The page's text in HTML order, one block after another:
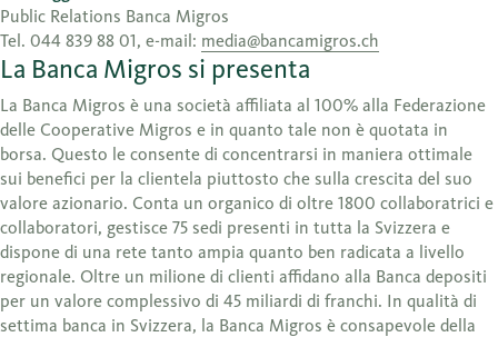
Public Relations Banca Migros
Tel. 044 839 88 01, e-mail: media@bancamigros.ch
La Banca Migros si presenta
La Banca Migros è una società affiliata al 100% alla Federazione
delle Cooperative Migros e in quanto tale non è quotata in
borsa. Questo le consente di concentrarsi in maniera ottimale
sui benefici per la clientela piuttosto che sulla crescita del suo
valore azionario. Conta un organico di oltre 1800 collaboratrici e
collaboratori, gestisce 75 sedi presenti in tutta la Svizzera e
dispone di una rete tanto ampia quanto ben radicata a livello
regionale. Oltre un milione di clienti affidano alla Banca depositi
per un valore complessivo di 45 miliardi di franchi. In qualità di
settima banca in Svizzera, la Banca Migros è consapevole della